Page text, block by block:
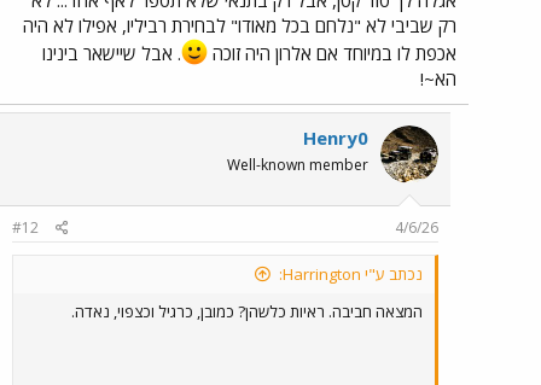
רק שביבי לא "נלחם בכל מאודו" לבחירת רביליו, אפילו לא היה
אכפת לו במיוחד אם אלרון היה זוכה
. אבל שיישאר בינינו
הא~!
Henry0
Well-known member
4/6/26
#12
נכתב ע"י Harrington:
המצאה חביבה. ראיות כלשהן? כמובן, כרגיל וכצפוי, נאדה.